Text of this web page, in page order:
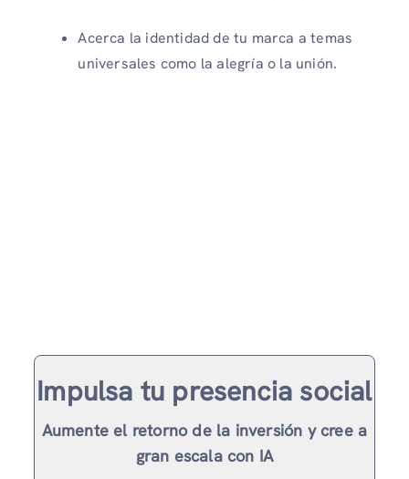
Acerca la identidad de tu marca a temas
universales como la alegría o la unión.
Impulsa tu presencia social
Aumente el retorno de la inversión y cree a
gran escala con IA